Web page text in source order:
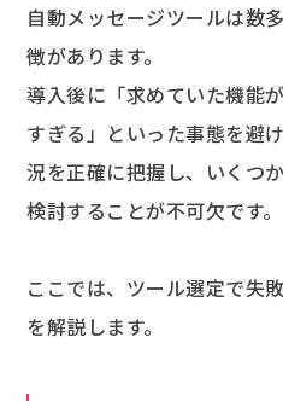
自動メッセージツールは数
徴があります。
導入後に「求めていた機能
すぎる」といった事態を避
況を正確に把握し、いくつ
検討することが不可欠です。
ここでは、ツール選定で失
を解説します。